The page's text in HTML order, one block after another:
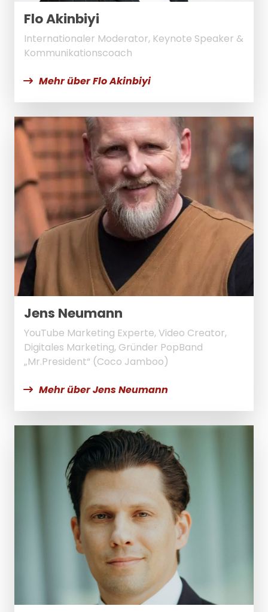
Flo Akinbiyi
Internationaler Moderator, Keynote Speaker &
Kommunikationscoach
Mehr über Flo Akinbiyi
Jens Neumann
YouTube Marketing Experte, Video Creator,
Digitales Marketing, Gründer PopBand
„Mr.President“ (Coco Jamboo)
Mehr über Jens Neumann